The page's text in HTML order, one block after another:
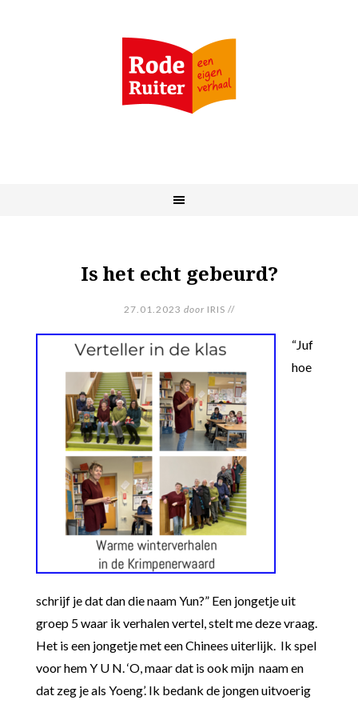
Is het echt gebeurd?
27.01.2023 door IRIS //
“Juf
hoe
schrijf je dat dan die naam Yun?” Een jongetje uit
groep 5 waar ik verhalen vertel, stelt me deze vraag.
Het is een jongetje met een Chinees uiterlijk. Ik spel
voor hem Y U N. ‘O, maar dat is ook mijn naam en
dat zeg je als Yoeng’. Ik bedank de jongen uitvoerig